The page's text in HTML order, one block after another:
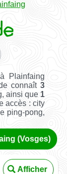
Plainfaing
connaît3
ainsi que 1
accès : city
ping-pong,
(Vosges)
Afficher